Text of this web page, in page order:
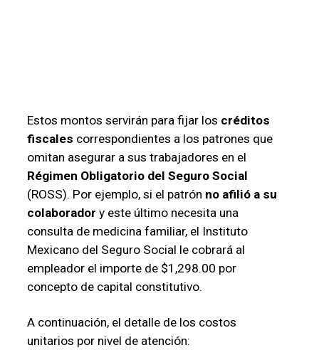
Estos montos servirán para fijar los créditos
fiscales correspondientes a los patrones que
omitan asegurar a sus trabajadores en el
Régimen Obligatorio del Seguro Social
(ROSS). Por ejemplo, si el patrón no afilió a su
colaborador y este último necesita una
consulta de medicina familiar, el Instituto
Mexicano del Seguro Social le cobrará al
empleador el importe de $1,298.00 por
concepto de capital constitutivo.
A continuación, el detalle de los costos
unitarios por nivel de atención: